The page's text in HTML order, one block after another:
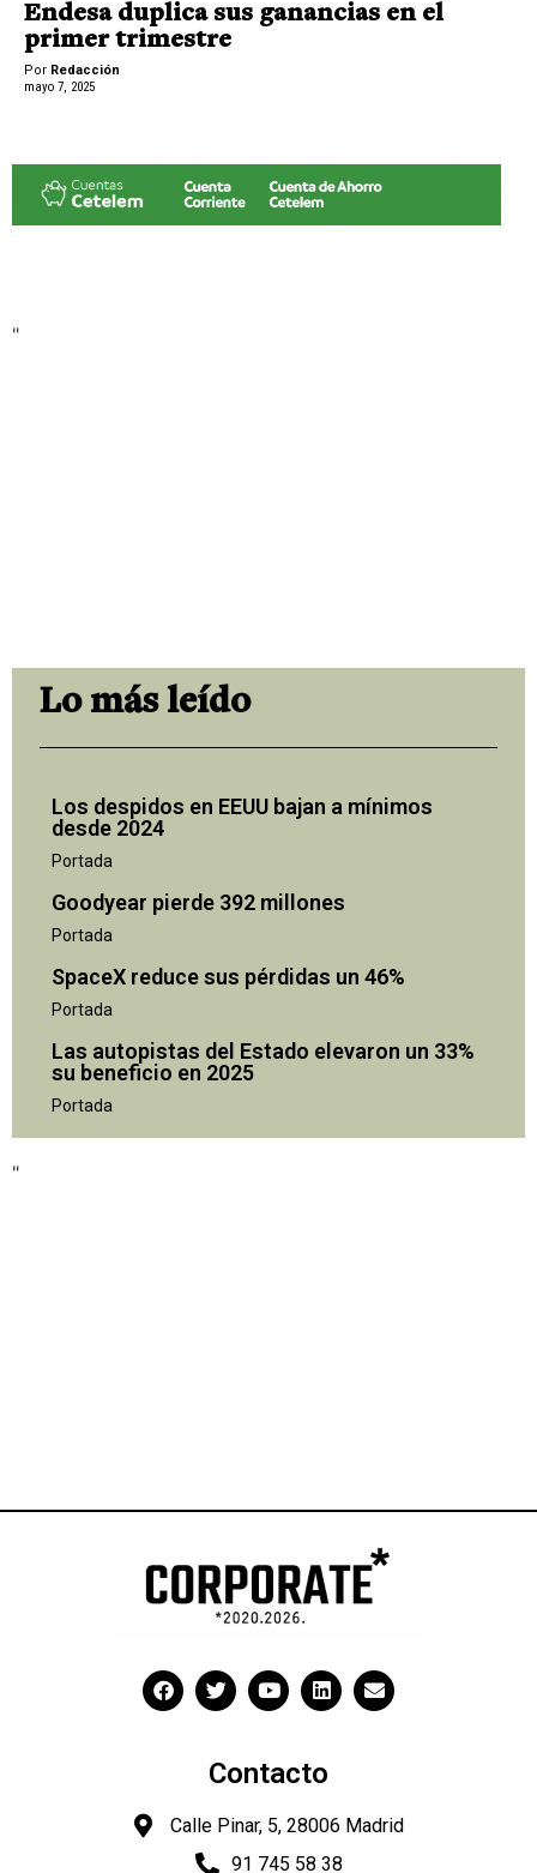
Endesa duplica sus ganancias en el
primer trimestre
Por Redacción
mayo 7, 2025
"
Lo más leído
Los despidos en EEUU bajan a mínimos
desde 2024
Portada
Goodyear pierde 392 millones
Portada
SpaceX reduce sus pérdidas un 46%
Portada
Las autopistas del Estado elevaron un 33%
su beneficio en 2025
Portada
"
Contacto
Calle Pinar, 5, 28006 Madrid
91 745 58 38